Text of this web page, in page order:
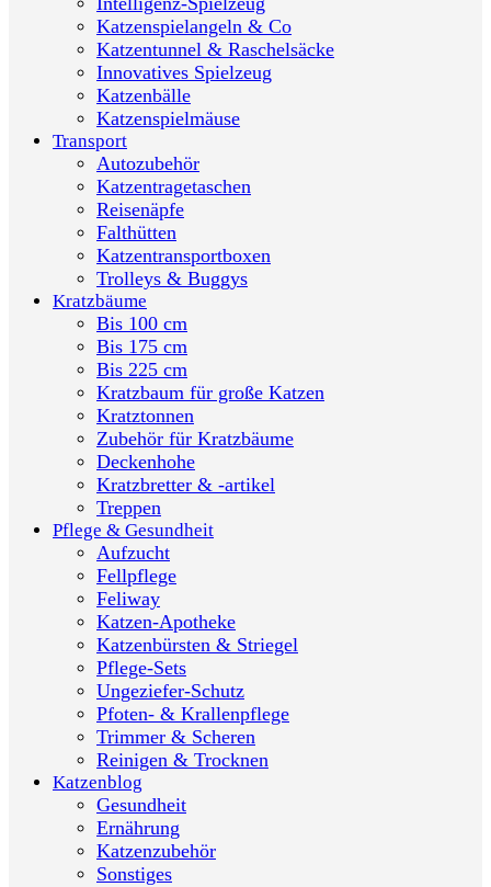
Katzenspielangeln & Co
Katzentunnel & Raschelsäcke
Innovatives Spielzeug
Katzenbälle
Katzenspielmäuse
Transport
Autozubehör
Katzentragetaschen
Reisenäpfe
Falthütten
Katzentransportboxen
Trolleys & Buggys
Kratzbäume
Bis 100 cm
Bis 175 cm
Bis 225 cm
Kratzbaum für große Katzen
Kratztonnen
Zubehör für Kratzbäume
Deckenhohe
Kratzbretter & -artikel
Treppen
Pflege & Gesundheit
Aufzucht
Fellpflege
Feliway
Katzen-Apotheke
Katzenbürsten & Striegel
Pflege-Sets
Ungeziefer-Schutz
Pfoten- & Krallenpflege
Trimmer & Scheren
Reinigen & Trocknen
Katzenblog
Gesundheit
Ernährung
Katzenzubehör
Sonstiges